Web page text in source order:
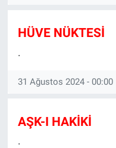
HÜVE NÜKTESİ
.
31 Ağustos 2024 - 00:00
AŞK-I HAKİKİ
.